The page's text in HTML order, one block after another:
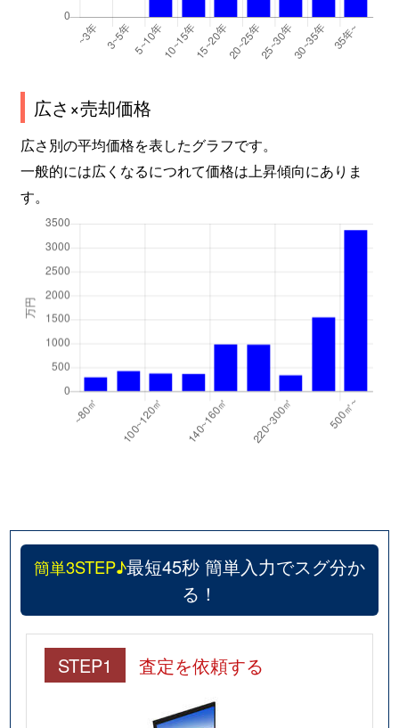
広さ×売却価格
広さ別の平均価格を表したグラフです。
一般的には広くなるにつれて価格は上昇傾向にありま
す。
簡単3STEP♪最短45秒 簡単入力でスグ分か
る！
STEP1 査定を依頼する